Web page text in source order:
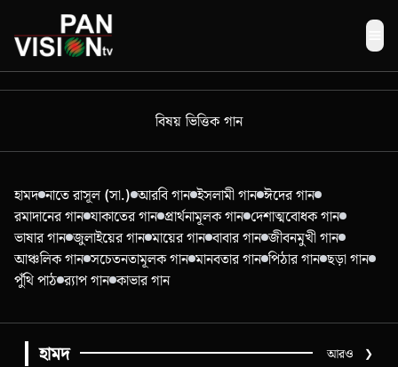
বিষয় ভিত্তিক গান
হামদ নাতে রাসূল (সা.) আরবি গান ইসলামী গান ঈদের গান
রমাদানের গান যাকাতের গান প্রার্থনামূলক গান দেশাত্মবোধক গান
ভাষার গান জুলাইয়ের গান মায়ের গান বাবার গান জীবনমুখী গান
আঞ্চলিক গান সচেতনতামূলক গান মানবতার গান পিঠার গান ছড়া গান
পুঁথি পাঠ র‍্যাপ গান কাভার গান
হামদ আরও ❯